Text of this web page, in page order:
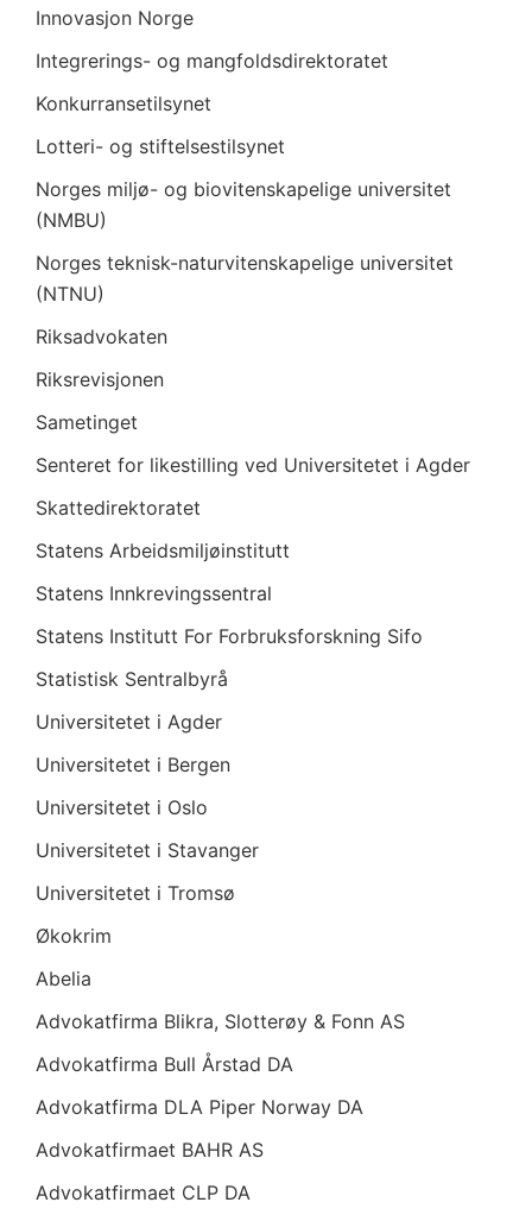
Ø
S
-
v
a
e
n
Innovasjon Norge
Integrerings- og mangfoldsdirektoratet
Konkurransetilsynet
Lotteri- og stiftelsestilsynet
Norges miljø- og biovitenskapelige universitet
(NMBU)
Norges teknisk-naturvitenskapelige universitet
(NTNU)
Riksadvokaten
Riksrevisjonen
Sametinget
Senteret for likestilling ved Universitetet i Agder
Skattedirektoratet
Statens Arbeidsmiljøinstitutt
Statens Innkrevingssentral
Statens Institutt For Forbruksforskning Sifo
Statistisk Sentralbyrå
Universitetet i Agder
Universitetet i Bergen
Universitetet i Oslo
Universitetet i Stavanger
Universitetet i Tromsø
Økokrim
Abelia
Advokatfirma Blikra, Slotterøy & Fonn AS
Advokatfirma Bull Årstad DA
Advokatfirma DLA Piper Norway DA
Advokatfirmaet BAHR AS
Advokatfirmaet CLP DA